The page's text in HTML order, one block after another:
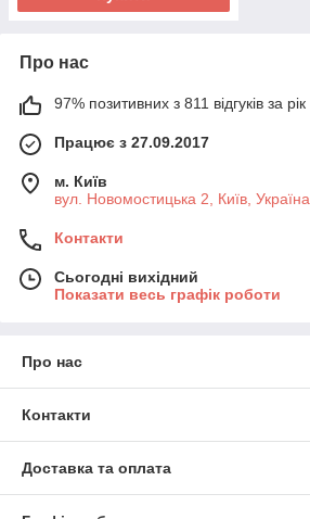
Про нас
97% позитивних з 811 відгуків за рік
Працює з 27.09.2017
м. Київ
вул. Новомостицька 2, Київ, Україна
Контакти
Сьогодні вихідний
Показати весь графік роботи
Про нас
Контакти
Доставка та оплата